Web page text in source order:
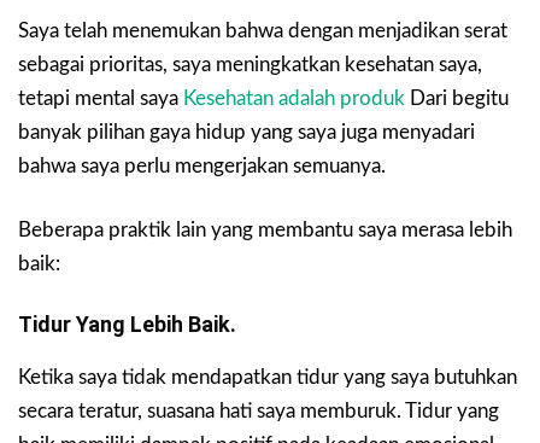
Saya telah menemukan bahwa dengan menjadikan serat
sebagai prioritas, saya meningkatkan kesehatan saya,
tetapi mental saya Kesehatan adalah produk Dari begitu
banyak pilihan gaya hidup yang saya juga menyadari
bahwa saya perlu mengerjakan semuanya.
Beberapa praktik lain yang membantu saya merasa lebih
baik:
Tidur Yang Lebih Baik.
Ketika saya tidak mendapatkan tidur yang saya butuhkan
secara teratur, suasana hati saya memburuk. Tidur yang